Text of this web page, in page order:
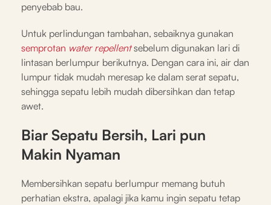
penyebab bau.
Untuk perlindungan tambahan, sebaiknya gunakan
semprotan water repellentsebelum digunakan lari di
lintasan berlumpur berikutnya. Dengan cara ini, air dan
lumpur tidak mudah meresap ke dalam serat sepatu,
sehingga sepatu lebih mudah dibersihkan dan tetap
awet.
Biar Sepatu Bersih, Lari pun
Makin Nyaman
Membersihkan sepatu berlumpur memang butuh
perhatian ekstra, apalagi jika kamu ingin sepatu tetap